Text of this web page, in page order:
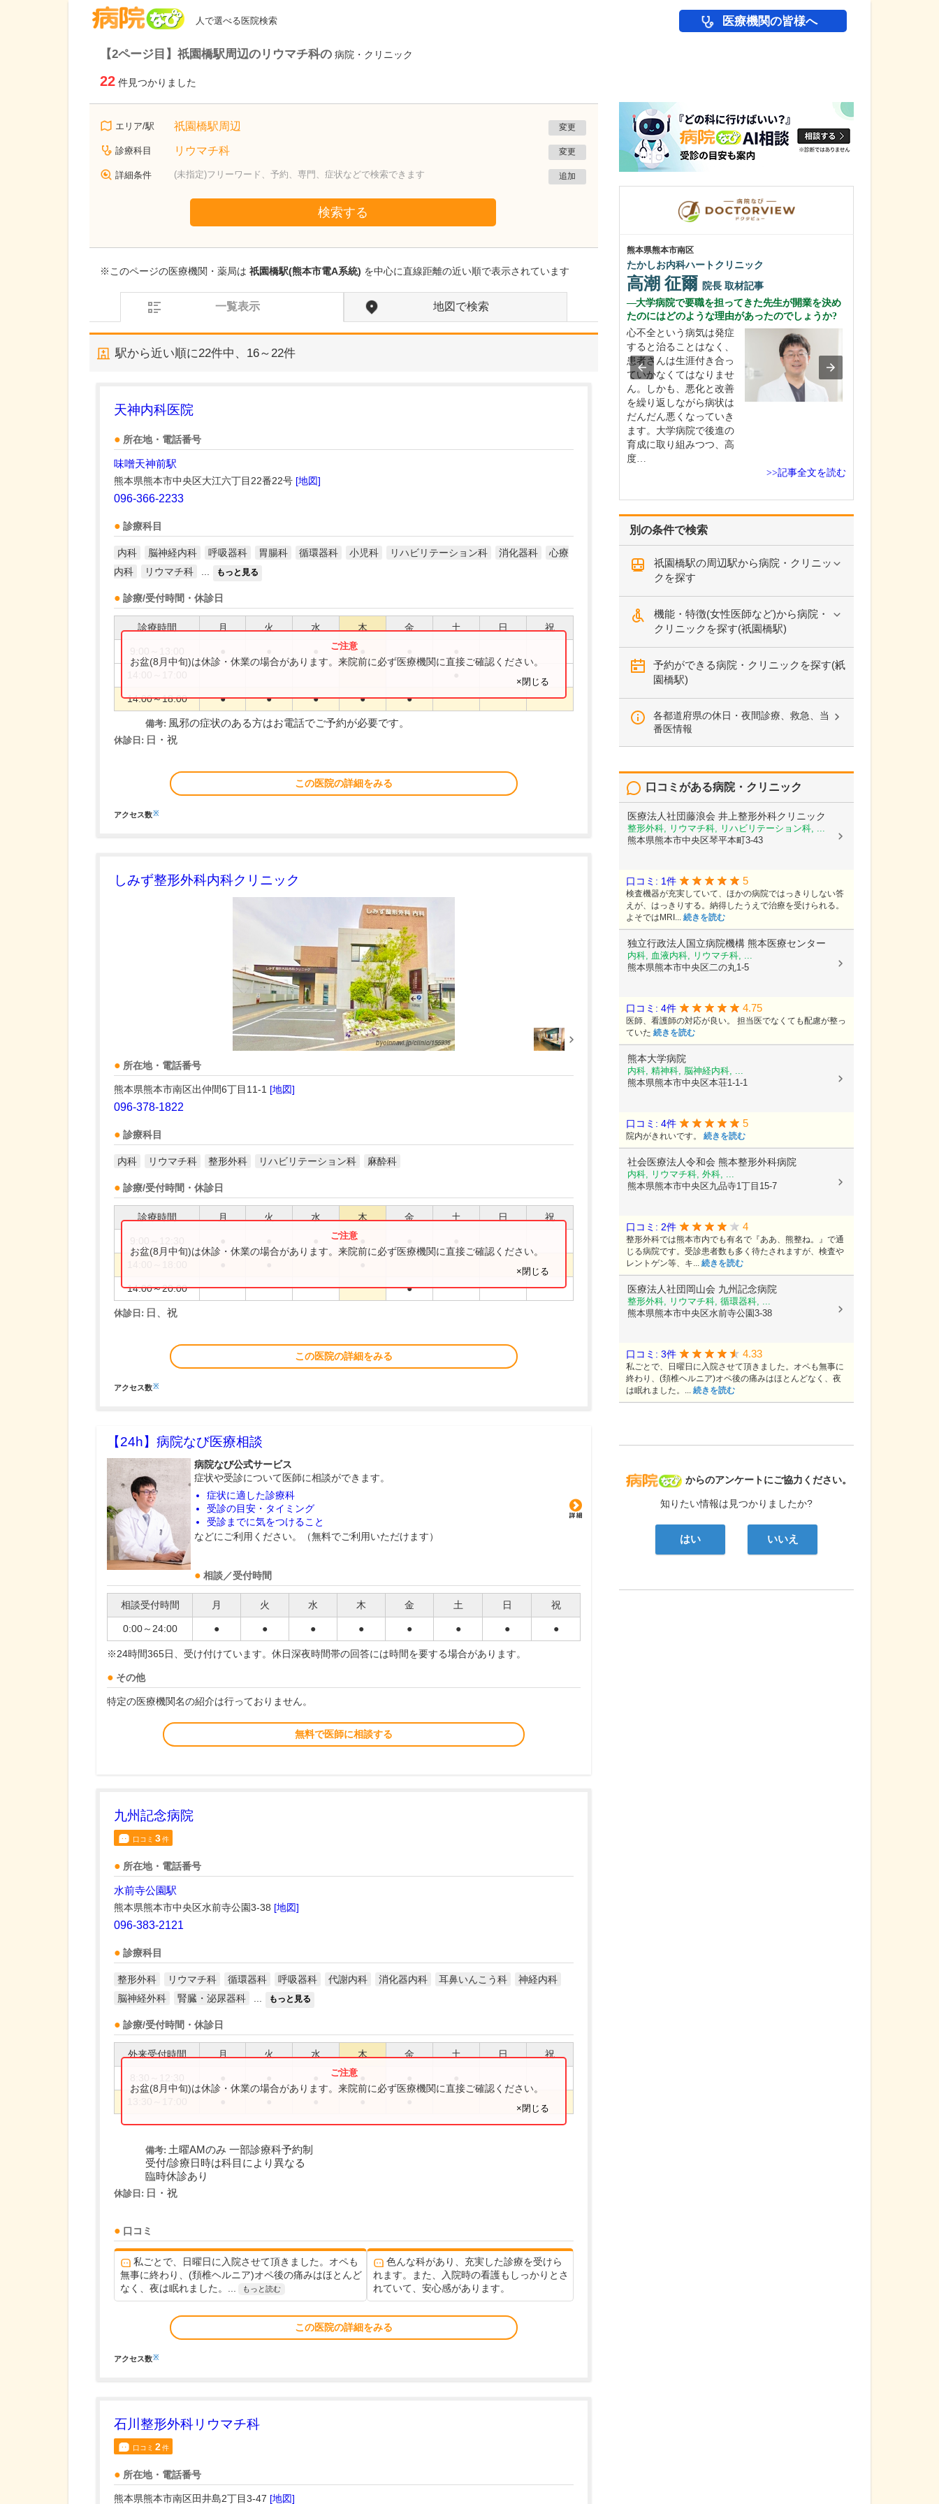
人で選べる医院検索 医療機関の皆様へ
【2ページ目】祇園橋駅周辺のリウマチ科の 病院・クリニック
22 件見つかりました
エリア/駅 祇園橋駅周辺 変更
診療科目 リウマチ科 変更
詳細条件 (未指定)フリーワード、予約、専門、症状などで検索できます 追加
検索する
※このページの医療機関・薬局は 祇園橋駅(熊本市電A系統) を中心に直線距離の近い順で表示されています
一覧表示 地図で検索
駅から近い順に22件中、 16～22件
天神内科医院
所在地・電話番号
味噌天神前駅
熊本県熊本市中央区大江六丁目22番22号 [地図]
096-366-2233
診療科目
内科 脳神経内科 呼吸器科 胃腸科 循環器科 小児科 リハビリテーション科 消化器科
心療
内科
リウマチ科 もっと見る
診療/受付時間・休診日
診療時間 月 火 水 木 金 土 日 祝
14:00～18:00 ● ● ● ● ●
お盆(8月中旬)は休診・休業の場合があります。来院前に必ず医療機関に直接ご確認ください。
×閉じる
備考: 風邪の症状のある方はお電話でご予約が必要です。
休診日: 日・祝
この医院の詳細をみる
アクセス数※
しみず整形外科内科クリニック
所在地・電話番号
熊本県熊本市南区出仲間6丁目11-1 [地図]
096-378-1822
診療科目
内科 リウマチ科 整形外科 リハビリテーション科 麻酔科
診療/受付時間・休診日
診療時間 月 火 水 木 金 土 日 祝
14:00～20:00 ●
お盆(8月中旬)は休診・休業の場合があります。来院前に必ず医療機関に直接ご確認ください。
×閉じる
休診日: 日、祝
この医院の詳細をみる
アクセス数※
【24h】 病院なび医療相談
病院なび公式サービス
症状や受診について医師に相談ができます。
症状に適した診療科
受診の目安・タイミング
受診までに気をつけること
などにご利用ください。（無料でご利用いただけます）
相談／受付時間
相談受付時間 月 火 水 木 金 土 日 祝
0:00～24:00 ● ● ● ● ● ● ● ●
※24時間365日、受け付けています。休日深夜時間帯の回答には時間を要する場合があります。
その他
特定の医療機関名の紹介は行っておりません。
無料で医師に相談する
九州記念病院
口コミ 3件
所在地・電話番号
水前寺公園駅
熊本県熊本市中央区水前寺公園3-38 [地図]
096-383-2121
診療科目
整形外科 リウマチ科 循環器科 呼吸器科 代謝内科 消化器内科 耳鼻いんこう科
神経内科
脳神経外科
腎臓・泌尿器科 もっと見る
診療/受付時間・休診日
外来受付時間 月 火 水 木 金 土 日 祝
お盆(8月中旬)は休診・休業の場合があります。来院前に必ず医療機関に直接ご確認ください。
×閉じる
備考: 土曜AMのみ 一部診療科予約制
受付/診療日時は科目により異なる
臨時休診あり
休診日: 日・祝
口コミ
私ごとで、日曜日に入院させて頂きました。オペも
無事に終わり、(頚椎ヘルニア)オペ後の痛みはほとんど
なく、夜は眠れました。...
もっと読む
色んな科があり、充実した診療を受けら
れます。また、入院時の看護もしっかりとさ
れていて、安心感があります。
この医院の詳細をみる
アクセス数※
石川整形外科リウマチ科
口コミ 2件
所在地・電話番号
熊本県熊本市南区田井島2丁目3-47 [地図]
別の条件で検索
祇園橋駅の周辺駅から病院・クリニッ
クを探す
機能・特徴(女性医師など)から病院・
クリニックを探す(祇園橋駅)
予約ができる病院・クリニックを探す(祇
園橋駅)
各都道府県の休日・夜間診療、救急、当
番医情報
病院なび
からのアンケートにご協力ください。
知りたい情報は見つかりましたか?
はい いいえ
口コミがある病院・クリニック
医療法人社団藤浪会 井上整形外科クリニック
整形外科, リウマチ科, リハビリテーション科, ...
熊本県熊本市中央区琴平本町3-43
口コミ: 1件 5
検査機器が充実していて、ほかの病院ではっきりしない答
えが、はっきりする。納得したうえで治療を受けられる。
よそではMRI... 続きを読む
独立行政法人国立病院機構 熊本医療センター
内科, 血液内科, リウマチ科, ...
熊本県熊本市中央区二の丸1-5
口コミ: 4件 4.75
医師、看護師の対応が良い。 担当医でなくても配慮が整っ
ていた 続きを読む
熊本大学病院
内科, 精神科, 脳神経内科, ...
熊本県熊本市中央区本荘1-1-1
口コミ: 4件 5
院内がきれいです。 続きを読む
社会医療法人令和会 熊本整形外科病院
内科, リウマチ科, 外科, ...
熊本県熊本市中央区九品寺1丁目15-7
口コミ: 2件 4
整形外科では熊本市内でも有名で『ああ、熊整ね。』で通
じる病院です。受診患者数も多く待たされますが、検査や
レントゲン等、キ... 続きを読む
医療法人社団岡山会 九州記念病院
整形外科, リウマチ科, 循環器科, ...
熊本県熊本市中央区水前寺公園3-38
口コミ: 3件 4.33
私ごとで、日曜日に入院させて頂きました。オペも無事に
終わり、(頚椎ヘルニア)オペ後の痛みはほとんどなく、夜
は眠れました。... 続きを読む
熊本県熊本市南区
たかしお内科ハートクリニック
高潮 征爾 院長 取材記事
大学病院で要職を担ってきた先生が開業を決め
たのにはどのような理由があったのでしょうか?
心不全という病気は発症
すると治ることはなく、
患者さんは生涯付き合っ
ていかなくてはなりませ
ん。しかも、悪化と改善
を繰り返しながら病状は
だんだん悪くなっていき
ます。大学病院で後進の
育成に取り組みつつ、高
度…
>>記事全文を読む
宮城県仙台市若林区
佐瀬総合診療所
日々の診療において、先生が大切にされている
ことを教えてください。
患者さんはそれぞれ、置